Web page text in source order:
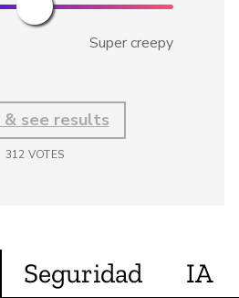
Super creepy
see results
312 VOTES
Seguridad IA